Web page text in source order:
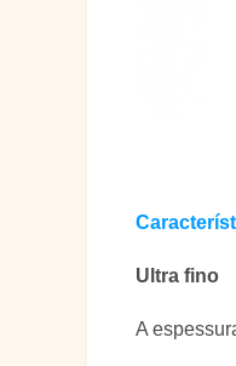
Ultra fino
A